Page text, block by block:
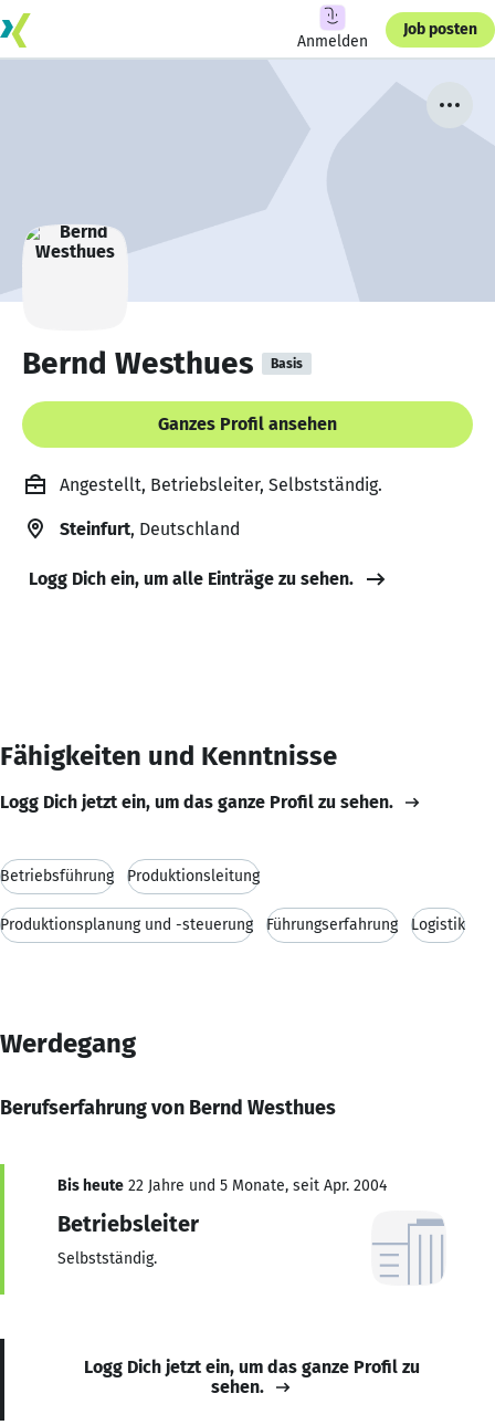
Anmelden
Job posten
Bernd Westhues Basis
Ganzes Profil ansehen
Angestellt, Betriebsleiter, Selbstständig.
Steinfurt, Deutschland
Logg Dich ein, um alle Einträge zu sehen.
Fähigkeiten und Kenntnisse
Logg Dich jetzt ein, um das ganze Profil zu sehen.
Betriebsführung Produktionsleitung
Produktionsplanung und -steuerung Führungserfahrung Logistik
Werdegang
Berufserfahrung von Bernd Westhues
Bis heute 22 Jahre und 5 Monate, seit Apr. 2004
Betriebsleiter
Selbstständig.
Logg Dich jetzt ein, um das ganze Profil zu
sehen.